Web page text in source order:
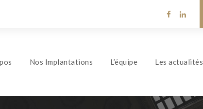
Nos Implantations L’équipe Les actualités